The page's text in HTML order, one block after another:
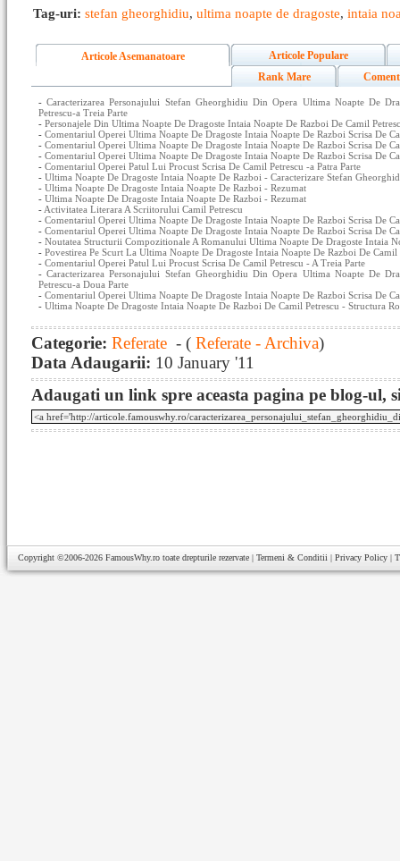
Tag-uri: stefan gheorghidiu, ultima noapte de dragoste, intaia
Articole Asemanatoare
Articole Populare
Rank Mare
-Caracterizarea Personajului Stefan Gheorghidiu Din Opera Ultima Noapte De
Petrescu-a Treia Parte
- Personajele Din Ultima Noapte De Dragoste Intaia Noapte De Razboi De Camil
- Comentariul Operei Ultima Noapte De Dragoste Intaia Noapte De Razboi Scrisa De
- Comentariul Operei Ultima Noapte De Dragoste Intaia Noapte De Razboi Scrisa De
- Comentariul Operei Ultima Noapte De Dragoste Intaia Noapte De Razboi Scrisa De
- Comentariul Operei Patul Lui Procust Scrisa De Camil Petrescu -a Patra Parte
- Ultima Noapte De Dragoste Intaia Noapte De Razboi - Caracterizare Stefan
- Ultima Noapte De Dragoste Intaia Noapte De Razboi - Rezumat
- Ultima Noapte De Dragoste Intaia Noapte De Razboi - Rezumat
- Activitatea Literara A Scriitorului Camil Petrescu
- Comentariul Operei Ultima Noapte De Dragoste Intaia Noapte De Razboi Scrisa De
- Comentariul Operei Ultima Noapte De Dragoste Intaia Noapte De Razboi Scrisa De
- Noutatea Structurii Compozitionale A Romanului Ultima Noapte De Dragoste Intaia
- Povestirea Pe Scurt La Ultima Noapte De Dragoste Intaia Noapte De Razboi De Camil
- Comentariul Operei Patul Lui Procust Scrisa De Camil Petrescu - A Treia Parte
-Caracterizarea Personajului Stefan Gheorghidiu Din Opera Ultima Noapte De
Petrescu-a Doua Parte
- Comentariul Operei Ultima Noapte De Dragoste Intaia Noapte De Razboi Scrisa De
- Ultima Noapte De Dragoste Intaia Noapte De Razboi De Camil Petrescu - Structura
Categorie: Referate - ( Referate - Archiva)
Data Adaugarii: 10 January '11
Adaugati un link spre aceasta pagina pe blog-ul,
Copyright ©2006-2026 FamousWhy.ro toate drepturile rezervate | Termeni & Conditii | Privacy Policy |